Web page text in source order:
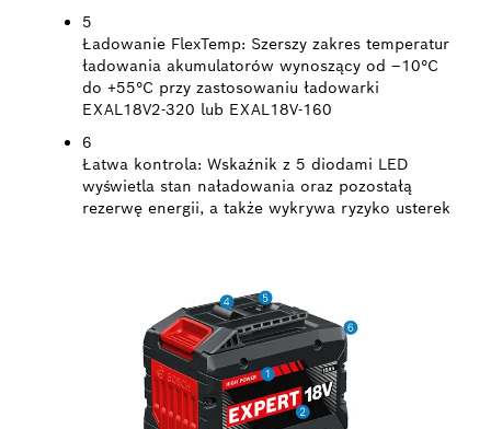
5
Ładowanie FlexTemp: Szerszy zakres temperatur
ładowania akumulatorów wynoszący od –10°C
do +55°C przy zastosowaniu ładowarki
EXAL18V2-320 lub EXAL18V-160
6
Łatwa kontrola: Wskaźnik z 5 diodami LED
wyświetla stan naładowania oraz pozostałą
rezerwę energii, a także wykrywa ryzyko usterek